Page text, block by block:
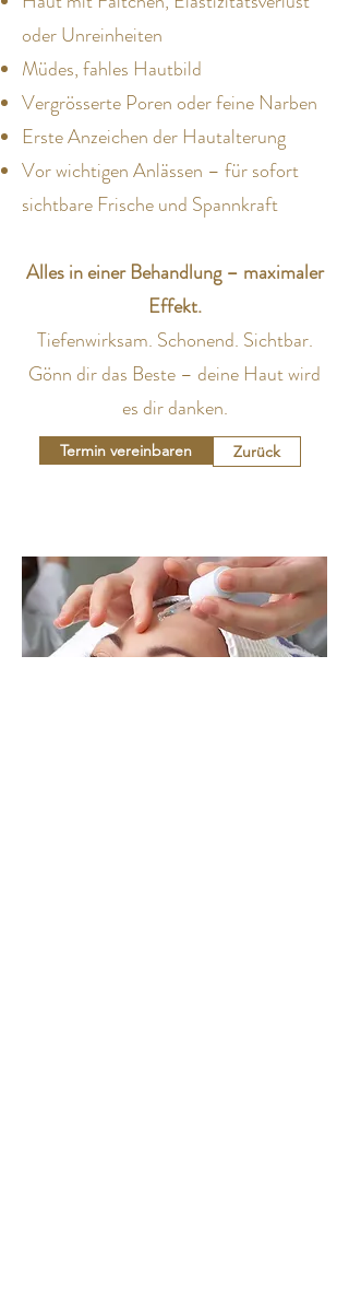
oder Unreinheiten
Müdes, fahles Hautbild
Vergrösserte Poren oder feine Narben
Erste Anzeichen der Hautalterung
Vor wichtigen Anlässen – für sofort
sichtbare Frische und Spannkraft
Alles in einer Behandlung – maximaler
Effekt.
Tiefenwirksam. Schonend. Sichtbar.
Gönn dir das Beste – deine Haut wird
es dir danken.
Termin vereinbaren Zurück